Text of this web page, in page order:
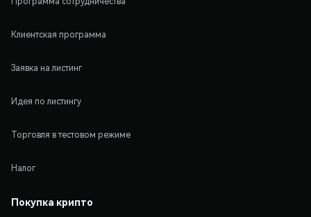
Клиентская программа
Заявка на листинг
Идея по листингу
Торговля в тестовом режиме
Налог
Покупка крипто